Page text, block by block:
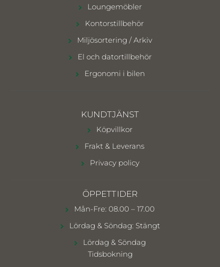
Loungemöbler
Kontorstillbehör
Miljösortering / Arkiv
El och datortillbehör
Ergonomi i bilen
KUNDTJÄNST
Köpvillkor
Frakt & Leverans
Privacy policy
ÖPPETTIDER
Mån-Fre: 08.00 – 17.00
Lördag & Söndag: Stängt
Lördag & Söndag
Tidsbokning